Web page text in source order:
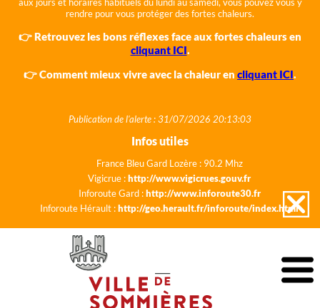
rendre pour vous protéger des fortes chaleurs.
👉 Retrouvez les bons réflexes face aux fortes chaleurs en
cliquant ICI.
👉 Comment mieux vivre avec la chaleur en cliquant ICI.
Publication de l'alerte : 31/07/2026 20:13:03
Infos utiles
France Bleu Gard Lozère : 90.2 Mhz
Vigicrue :http://www.vigicrues.gouv.fr
Inforoute Gard :http://www.inforoute30.fr
Inforoute Hérault :http://geo.herault.fr/inforoute/index.html